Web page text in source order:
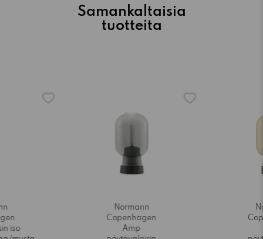
Samankaltaisia
tuotteita
iso
Normann
Copenhagen
Amp